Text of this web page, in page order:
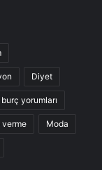
Diyet
yorumları
verme Moda